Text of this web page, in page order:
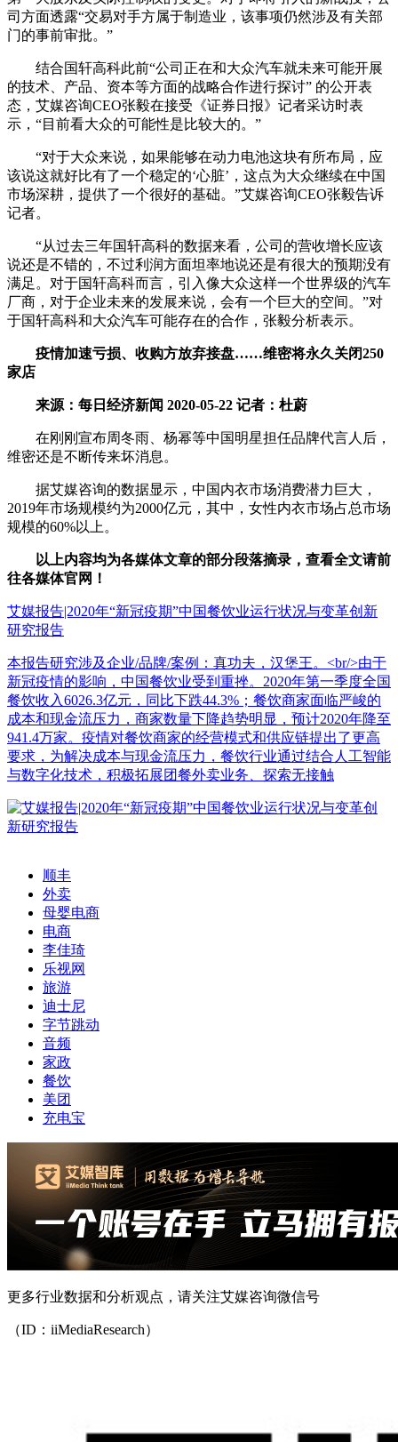
司方面透露“交易对手方属于制造业，该事项仍然涉及有关部
门的事前审批。”
结合国轩高科此前“公司正在和大众汽车就未来可能开展
的技术、产品、资本等方面的战略合作进行探讨” 的公开表
态，艾媒咨询CEO张毅在接受《证券日报》记者采访时表
示，“目前看大众的可能性是比较大的。”
“对于大众来说，如果能够在动力电池这块有所布局，应
该说这就好比有了一个稳定的‘心脏’，这点为大众继续在中国
市场深耕，提供了一个很好的基础。”艾媒咨询CEO张毅告诉
记者。
“从过去三年国轩高科的数据来看，公司的营收增长应该
说还是不错的，不过利润方面坦率地说还是有很大的预期没有
满足。对于国轩高科而言，引入像大众这样一个世界级的汽车
厂商，对于企业未来的发展来说，会有一个巨大的空间。”对
于国轩高科和大众汽车可能存在的合作，张毅分析表示。
疫情加速亏损、收购方放弃接盘……维密将永久关闭250
家店
来源：每日经济新闻 2020-05-22 记者：杜蔚
在刚刚宣布周冬雨、杨幂等中国明星担任品牌代言人后，
维密还是不断传来坏消息。
据艾媒咨询的数据显示，中国内衣市场消费潜力巨大，
2019年市场规模约为2000亿元，其中，女性内衣市场占总市场
规模的60%以上。
以上内容均为各媒体文章的部分段落摘录，查看全文请前
往各媒体官网！
艾媒报告|2020年“新冠疫期”中国餐饮业运行状况与变革创新
研究报告
本报告研究涉及企业/品牌/案例：真功夫，汉堡王。<br/>由于
新冠疫情的影响，中国餐饮业受到重挫。2020年第一季度全国
餐饮收入6026.3亿元，同比下跌44.3%；餐饮商家面临严峻的
成本和现金流压力，商家数量下降趋势明显，预计2020年降至
941.4万家。疫情对餐饮商家的经营模式和供应链提出了更高
要求，为解决成本与现金流压力，餐饮行业通过结合人工智能
与数字化技术，积极拓展团餐外卖业务、探索无接触
顺丰
外卖
母婴电商
电商
李佳琦
乐视网
旅游
迪士尼
字节跳动
音频
家政
餐饮
美团
充电宝
更多行业数据和分析观点，请关注艾媒咨询微信号
（ID：iiMediaResearch）